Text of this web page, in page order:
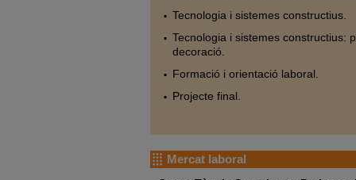
Tecnologia i sistemes constructius.
Tecnologia i sistemes constructius:
decoració.
Formació i orientació laboral.
Projecte final.
Mercat laboral